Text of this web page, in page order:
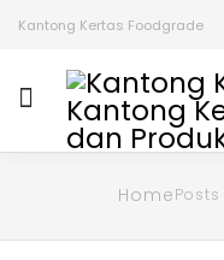
Kantong Kertas Foodgrade
Home